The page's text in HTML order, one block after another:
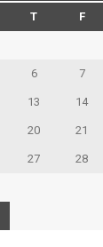
T F
6 7
13 14
20 21
27 28